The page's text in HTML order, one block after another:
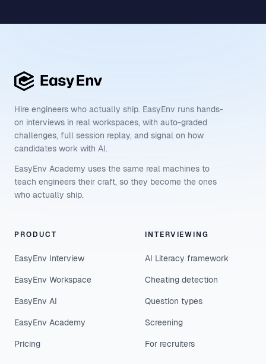
Hire engineers who actually ship. EasyEnv runs hands-
on interviews in real workspaces, with auto-graded
challenges, full session replay, and signal on how
candidates work with AI.
EasyEnv Academy uses the same real machines to
teach engineers their craft, so they become the ones
who actually ship.
PRODUCT
EasyEnv Interview
EasyEnv Workspace
EasyEnv AI
EasyEnv Academy
Pricing
INTERVIEWING
AI Literacy framework
Cheating detection
Question types
Screening
For recruiters